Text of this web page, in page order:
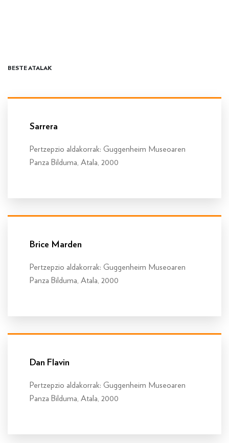
BESTE ATALAK
Sarrera
Pertzepzio aldakorrak: Guggenheim Museoaren
Panza Bilduma, Atala, 2000
Brice Marden
Pertzepzio aldakorrak: Guggenheim Museoaren
Panza Bilduma, Atala, 2000
Dan Flavin
Pertzepzio aldakorrak: Guggenheim Museoaren
Panza Bilduma, Atala, 2000